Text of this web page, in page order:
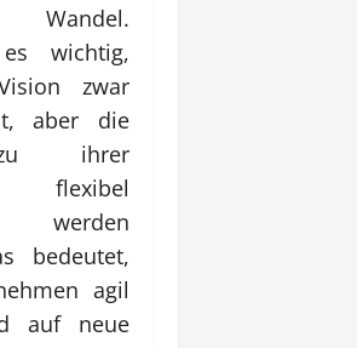
Wandel.
wichtig,
zwar
aber die
ihrer
flexibel
werden
bedeutet,
agil
auf neue